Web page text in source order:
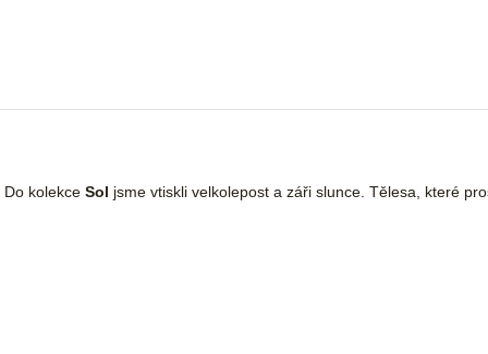
kolekce Sol jsme vtiskli velkolepost a záři slunce. Tělesa, které